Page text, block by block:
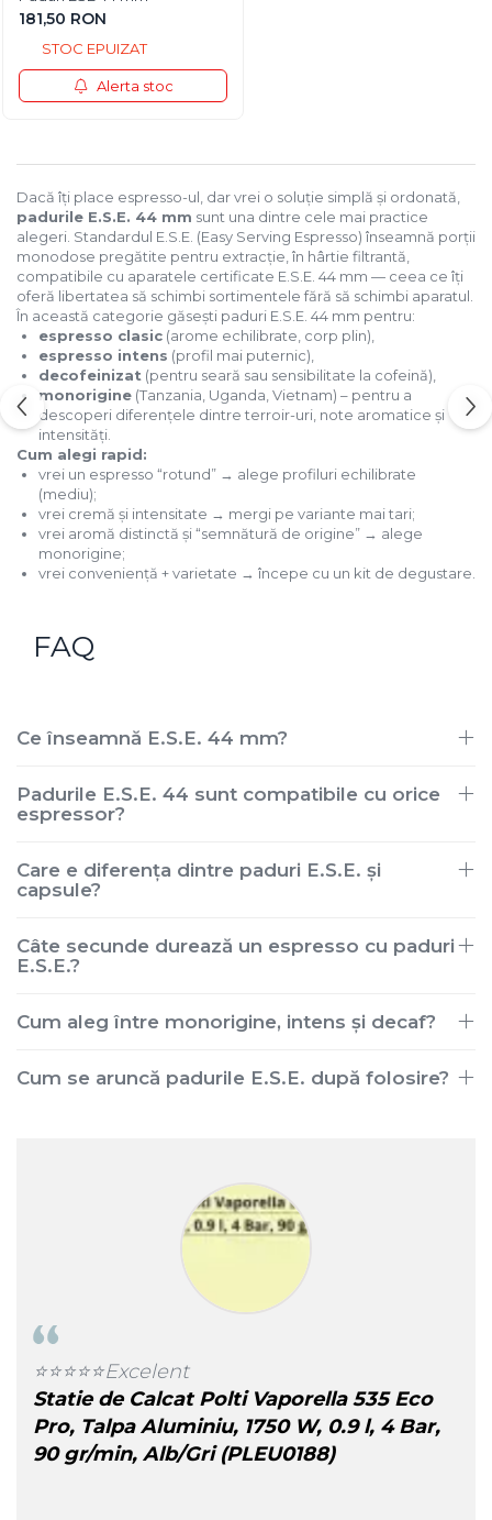
181,50 RON
STOC EPUIZAT
Alerta stoc
Dacă îți place espresso-ul, dar vrei o soluție simplă și ordonată,
padurile E.S.E. 44 mm sunt una dintre cele mai practice
alegeri. Standardul E.S.E. (Easy Serving Espresso) înseamnă porții
monodose pregătite pentru extracție, în hârtie filtrantă,
compatibile cu aparatele certificate E.S.E. 44 mm — ceea ce îți
oferă libertatea să schimbi sortimentele fără să schimbi aparatul.
În această categorie găsești paduri E.S.E. 44 mm pentru:
espresso clasic (arome echilibrate, corp plin),
espresso intens (profil mai puternic),
decofeinizat (pentru seară sau sensibilitate la cofeină),
monorigine (Tanzania, Uganda, Vietnam) – pentru a
descoperi diferențele dintre terroir-uri, note aromatice și
intensități.
Cum alegi rapid:
vrei un espresso “rotund” → alege profiluri echilibrate
(mediu);
vrei cremă și intensitate → mergi pe variante mai tari;
vrei aromă distinctă și “semnătură de origine” → alege
monorigine;
vrei conveniență + varietate → începe cu un kit de degustare.
FAQ
Ce înseamnă E.S.E. 44 mm?
Padurile E.S.E. 44 sunt compatibile cu orice
espressor?
Care e diferența dintre paduri E.S.E. și
capsule?
Câte secunde durează un espresso cu paduri
E.S.E.?
Cum aleg între monorigine, intens și decaf?
Cum se aruncă padurile E.S.E. după folosire?
⭐️⭐️⭐️⭐️⭐️Excelent
Statie de Calcat Polti Vaporella 535 Eco
Pro, Talpa Aluminiu, 1750 W, 0.9 l, 4 Bar,
90 gr/min, Alb/Gri (PLEU0188)